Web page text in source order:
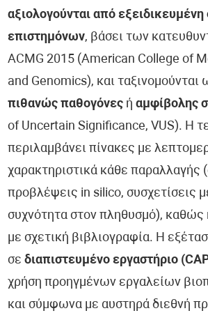
αξιολογούνται από
επιστημόνων, βάσει των
ACMG 2015 (American College of
and Genomics), και ταξινομούνται
πιθανώς παθογόνες ήαμφίβολης
of Uncertain Significance, VUS). Η
περιλαμβάνει πίνακες με
χαρακτηριστικά κάθε παραλλαγής
προβλέψεις in silico, συσχετίσεις
συχνότητα στον πληθυσμό), καθώς
με σχετική βιβλιογραφία. Η
σεδιαπιστευμένο εργαστήριο
χρήση προηγμένων εργαλείων
και σύμφωνα με αυστηρά διεθνή